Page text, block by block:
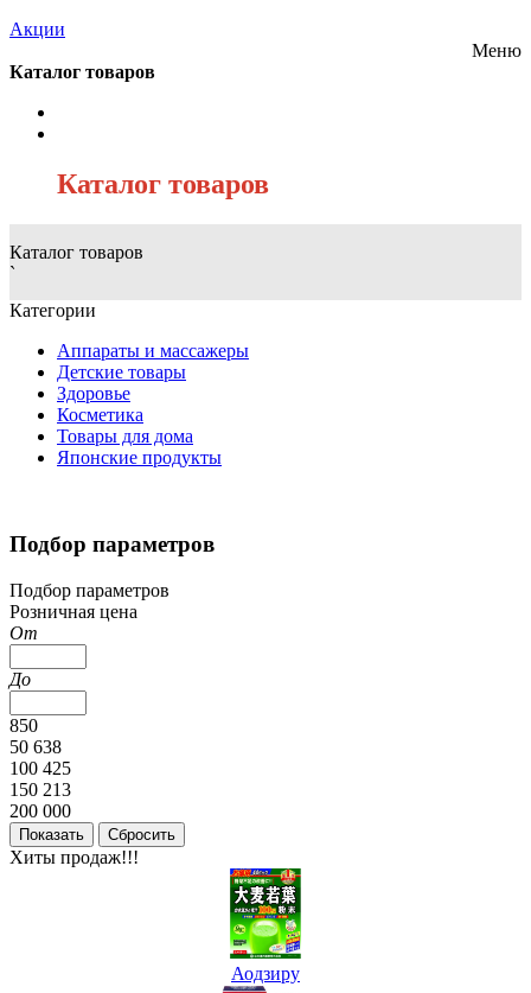
Акции
Меню
Каталог товаров
Каталог товаров
Каталог товаров
`
Категории
Аппараты и массажеры
Детские товары
Здоровье
Косметика
Товары для дома
Японские продукты
Подбор параметров
Подбор параметров
Розничная цена
От
До
850
50 638
100 425
150 213
200 000
Хиты продаж!!!
Аодзиру